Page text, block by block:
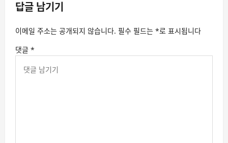
답글 남기기
이메일 주소는 공개되지 않습니다. 필수 필드는 *로 표시됩니다
댓글 *